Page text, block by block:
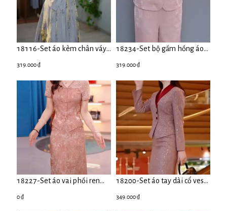
18116-Set áo kèm chân váy
lụa xám họa tiết 5D ( lụa nha
319.000 ₫
18234-Set bộ gấm hồng áo
cổ tàu kết nút kèm quần
319.000 ₫
18227-Set áo vai phối ren
kèm chân váy lụa suông (
0 ₫
18200-Set áo tay dài cổ vest
kèm chân váy suông ( xược
349.000 ₫